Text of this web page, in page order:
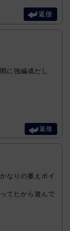
返信
に強編成だし
返信
なりの萎えポイ
てたから遊んで